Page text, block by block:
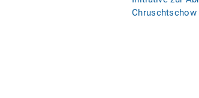
Chruschtschow